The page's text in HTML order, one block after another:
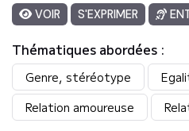
VOIR S'EXPRIMER
Thématiques abordées :
Genre, stéréotype
Relation amoureuse